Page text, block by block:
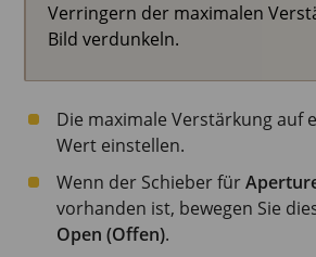
Verringern der maximalen
Bild verdunkeln.
Die maximale Verstärkung auf
Wert einstellen.
Wenn der Schieber für
vorhanden ist, bewegen Sie
Open (Offen).